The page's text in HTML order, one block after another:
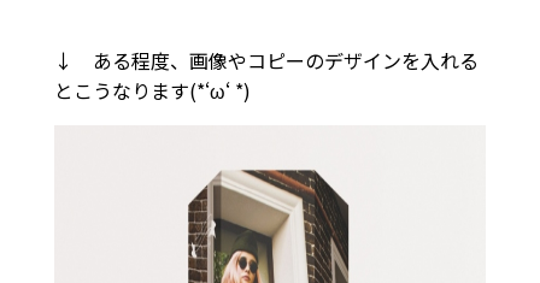
↓ ある程度、画像やコピーのデザインを入れる
とこうなります(*‘ω‘ *)